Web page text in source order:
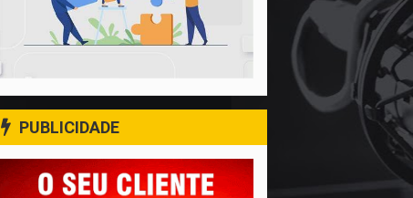
PUBLICIDADE